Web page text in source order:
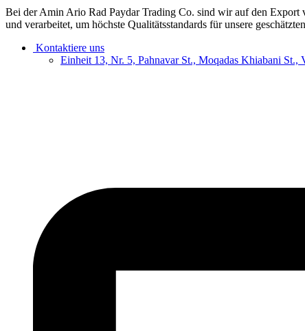
Bei der Amin Ario Rad Paydar Trading Co. sind wir auf den Export
und verarbeitet, um höchste Qualitätsstandards für unsere
Kontaktiere uns
Einheit 13, Nr. 5, Pahnavar St., Moqadas Khiabani St.,